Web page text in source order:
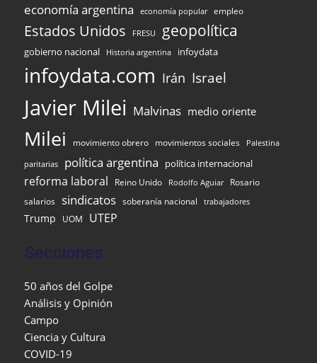
economía argentina
economía popular empleo
Estados Unidos FRESU geopolítica
gobierno nacional Historia argentina infoydata
infoydata.com Irán Israel
Javier Milei Malvinas medio oriente
Milei movimiento obrero movimientos sociales Palestina
paritarias política argentina política internacional
reforma laboral Reino Unido Rodolfo Aguiar Rosario
salarios sindicatos soberanía nacional trabajadores
Trump UOM UTEP
Secciones
50 años del Golpe
Análisis y Opinión
Campo
Ciencia y Cultura
COVID-19